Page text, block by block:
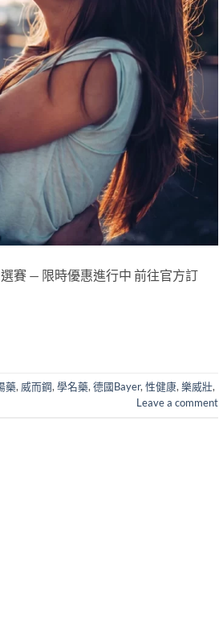
賽 — 限時優惠進行中 前往官方訂
藥, 威而鋼, 學名藥, 德國Bayer, 性健康, 樂威壯,
Leave a comment